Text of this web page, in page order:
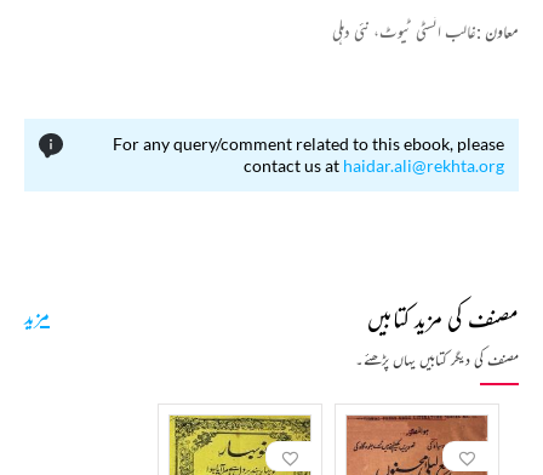
معاون :غالب انسٹی ٹیوٹ، نئی دہلی
For any query/comment related to this ebook, please
contact us at haidar.ali@rekhta.org
مصنف کی مزید کتابیں
مصنف کی دیگر کتابیں یہاں پڑھئے۔
مزید